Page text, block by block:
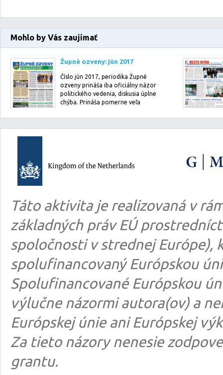
Mohlo by Vás zaujímať
Župné ozveny: jún 2017
Číslo jún 2017, periodika Župné
ozveny prináša iba oficiálny názor
politického vedenia, diskusia úplne
chýba. Prináša pomerne veľa
Táto aktivita je realizovaná v
základných práv EÚ
spoločnosti v strednej Európe),
spolufinancovaný Európskou
Spolufinancované Európskou
výlučne názormi autora(ov) a
Európskej únie ani Európskej
Za tieto názory nenesie
grantu.